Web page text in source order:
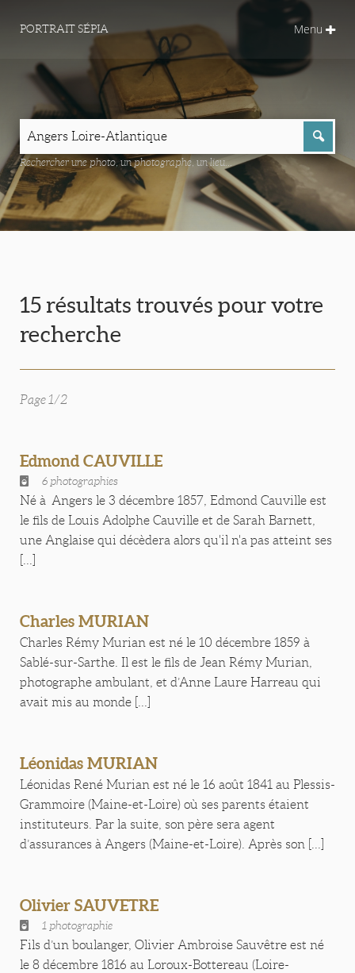
PORTRAIT SÉPIA Menu
Rechercher une photo, un photographe, un lieu...
15 résultats trouvés pour votre
recherche
Page 1/2
Edmond CAUVILLE
6 photographies
Né à Angers le 3 décembre 1857, Edmond Cauville est
le fils de Louis Adolphe Cauville et de Sarah Barnett,
une Anglaise qui décèdera alors qu'il n'a pas atteint ses
Charles MURIAN
Charles Rémy Murian est né le 10 décembre 1859 à
Sablé-sur-Sarthe. Il est le fils de Jean Rémy Murian,
photographe ambulant, et d’Anne Laure Harreau qui
avait mis au monde [...]
Léonidas MURIAN
Léonidas René Murian est né le 16 août 1841 au Plessis-
Grammoire (Maine-et-Loire) où ses parents étaient
instituteurs. Par la suite, son père sera agent
d’assurances à Angers (Maine-et-Loire). Après son [...]
Olivier SAUVETRE
1 photographie
Fils d’un boulanger, Olivier Ambroise Sauvêtre est né
le 8 décembre 1816 au Loroux-Bottereau (Loire-